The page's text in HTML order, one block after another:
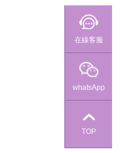
在線客服
whatsApp
TOP